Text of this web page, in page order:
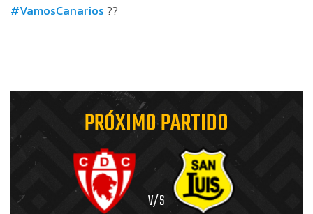
#VamosCanarios ??
PRÓXIMO PARTIDO
V/S